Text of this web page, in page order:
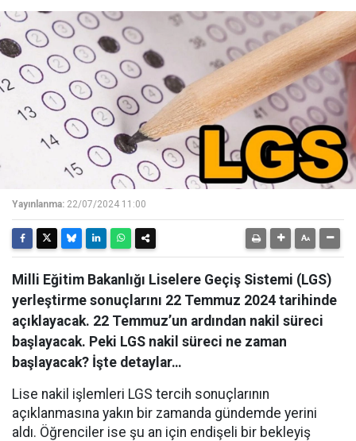
Yayınlanma: 22/07/2024 11:00
Milli Eğitim Bakanlığı Liselere Geçiş Sistemi (LGS)
yerleştirme sonuçlarını 22 Temmuz 2024 tarihinde
açıklayacak. 22 Temmuz’un ardından nakil süreci
başlayacak. Peki LGS nakil süreci ne zaman
başlayacak? İşte detaylar…
Lise nakil işlemleri LGS tercih sonuçlarının
açıklanmasına yakın bir zamanda gündemde yerini
aldı. Öğrenciler ise şu an için endişeli bir bekleyiş